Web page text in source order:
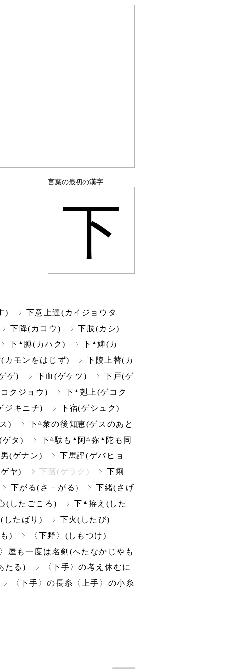
言葉の最初の漢字
下
)
下意上達(カイジョウタ
下降(カコウ)
下肢(カシ)
下 ▲ 膊(カハク) 下 ▲婢(カ
カモンをはじず)
下陵上替(カ
ゲ) 下血(ゲケツ)
下戸(ゲ
クジョウ) 下 ▲ 剋上(ゲコク
ジキニチ)
下宿(ゲシュク)
) 下△ 衆の後知恵(ゲスのあと
ゲタ) 下△ 駄も ▲ 阿△ 弥 ▲ 陀も同
(ゲナン)
下馬評(ゲバヒョ
ヤ) 下落(ゲラク)
下痢
下がる(さ－がる)
下緒(さげ
(したごころ) 下 ▲ 拵え(した
したばり)
下火(したび)
)
〈下野〉(しもつけ)
屋も一度は名剣(へたなかじやも
たる)
〈下手〉の考え休むに
〈下手〉の長糸〈上手〉の小糸